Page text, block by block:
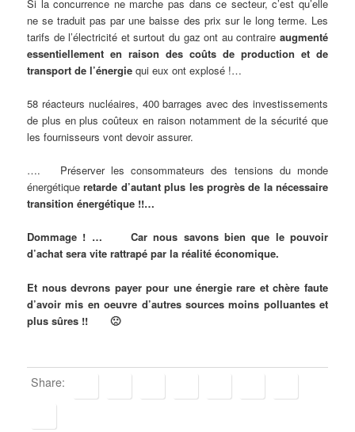
Si la concurrence ne marche pas dans ce secteur, c’est qu’elle
ne se traduit pas par une baisse des prix sur le long terme. Les
tarifs de l’électricité et surtout du gaz ont au contraire augmenté
essentiellement en raison des coûts de production et de
transport de l’énergiequi eux ont explosé !…
58 réacteurs nucléaires, 400 barrages avec des investissements
de plus en plus coûteux en raison notamment de la sécurité que
les fournisseurs vont devoir assurer.
…. Préserver les consommateurs des tensions du monde
énergétique retarde d’autant plus les progrès de la nécessaire
transition énergétique !!…
Dommage ! … Car nous savons bien que le pouvoir
d’achat sera vite rattrapé par la réalité économique.
Et nous devrons payer pour une énergie rare et chère faute
d’avoir mis en oeuvre d’autres sources moins polluantes et
plus sûres !! 🙁
Share: